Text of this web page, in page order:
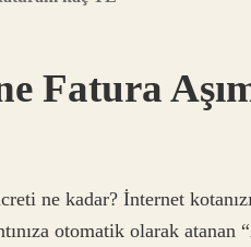
Fatura
ne kadar? İnternet
otomatik olarak atanan